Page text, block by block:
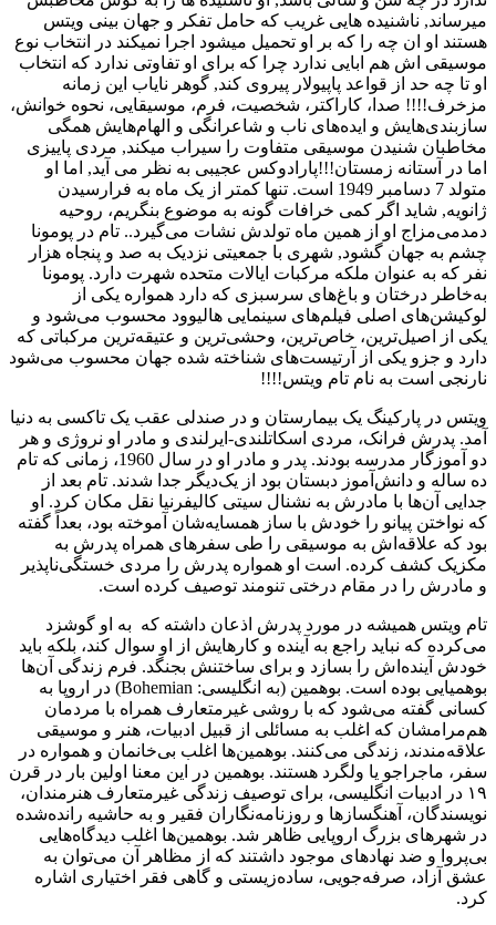
میرساند, ناشنیده هایی غریب که حامل تفکر و جهان بینی ویتس
هستند او ان چه را که بر او تحمیل میشود اجرا نمیکند در انتخاب نوع
موسیقی اش هم ابایی ندارد چرا که برای او تفاوتی ندارد که انتخاب
او تا چه حد از قواعد پاپیولار پیروی کند, گوهر نایاب این زمانه
مزخرف!!!! صدا، کاراکتر، شخصیت، فرم، موسیقایی، نحوه خوانش،
سازبندی‌هایش و ایده‌های ناب و شاعرانگی و الهام‌هایش همگی
مخاطبان شنیدن موسیقی متفاوت را سیراب میکند, مردی پاییزی
اما در آستانه زمستان!!!پارادوکس عجیبی به نظر می آید, اما او
متولد 7 دسامبر 1949 است. تنها کمتر از یک ماه به فرارسیدن
ژانویه, شاید اگر کمی خرافات گونه به موضوع بنگریم، روحیه
دمدمی‌مزاج او از همین ماه تولدش نشات می‌گیرد.. تام در پومونا
چشم به جهان گشود, شهری با جمعیتی نزدیک به صد و پنجاه هزار
نفر که به عنوان ملکه مرکبات ایالات متحده شهرت دارد. پومونا
به‌خاطر درختان و باغ‌های سرسبزی که دارد همواره یکی از
لوکیشن‌های اصلی فیلم‌های سینمایی هالیوود محسوب می‌شود و
یکی از اصیل‌ترین، خاص‌ترین، وحشی‌ترین و عتیقه‌ترین مرکباتی که
دارد و جزو یکی از آرتیست‌های شناخته شده جهان محسوب می‌شود
نارنجی‌ است به نام تام ویتس!!!!
ویتس در پارکینگ یک بیمارستان و در صندلی عقب یک تاکسی به دنیا
آمد. پدرش فرانک، مردی اسکاتلندی-ایرلندی و مادر او نروژی و هر
دو آموزگار مدرسه بودند. پدر و مادر او در سال 1960، زمانی که تام
ده ساله و دانش‌آموز دبستان بود از یک‌دیگر جدا شدند. تام بعد از
جدایی آن‌ها با مادرش به نشنال سیتی کالیفرنیا نقل مکان کرد. او
که نواختن پیانو را خودش با ساز همسایه‌شان آموخته بود، بعداً گفته
بود که علاقه‌اش به موسیقی را طی سفرهای همراه پدرش به
مکزیک کشف کرده. است او همواره پدرش را مردی خستگی‌ناپذیر
و مادرش را در مقام درختی تنومند توصیف کرده است.
تام ویتس همیشه در مورد پدرش اذعان داشته که به او گوشزد
می‌کرده که نباید راجع به آینده و کارهایش از او سوال کند، بلکه باید
خودش آینده‌اش را بسازد و برای ساختنش بجنگد. فرم زندگی آن‌ها
بوهمیایی بوده است. بوهمین (به انگلیسی: Bohemian) در اروپا به
کسانی گفته می‌شود که با روشی غیرمتعارف همراه با مردمان
هم‌مرامشان که اغلب به مسائلی از قبیل ادبیات، هنر و موسیقی
علاقه‌مندند، زندگی می‌کنند. بوهمین‌ها اغلب بی‌خانمان و همواره در
سفر، ماجراجو یا ولگرد هستند. بوهمین در این معنا اولین بار در قرن
۱۹ در ادبیات انگلیسی، برای توصیف زندگی غیرمتعارف هنرمندان،
نویسندگان، آهنگسازها و روزنامه‌نگاران فقیر و به حاشیه رانده‌شده
در شهرهای بزرگ اروپایی ظاهر شد. بوهمین‌ها اغلب دیدگاه‌هایی
بی‌پروا و ضد نهادهای موجود داشتند که از مظاهر آن می‌توان به
عشق آزاد، صرفه‌جویی، ساده‌زیستی و گاهی فقر اختیاری اشاره
کرد.